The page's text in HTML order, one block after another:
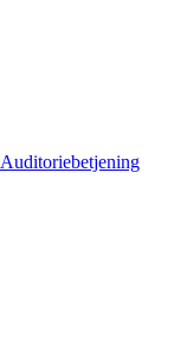
Auditoriebetjening